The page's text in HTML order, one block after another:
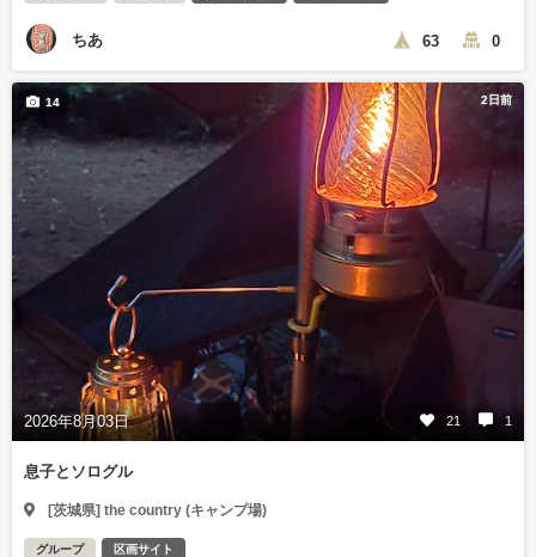
ちあ 63 0
2日前
2026年8月03日 21 1
14
息子とソログル
[茨城県] the country (キャンプ場)
グループ 区画サイト